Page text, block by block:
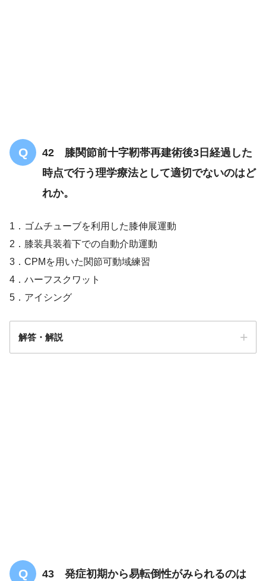
42 膝関節前十字靭帯再建術後3日経過した
時点で行う理学療法として適切でないのはど
れか。
1．ゴムチューブを利用した膝伸展運動
2．膝装具装着下での自動介助運動
3．CPMを用いた関節可動域練習
4．ハーフスクワット
5．アイシング
解答・解説
43 発症初期から易転倒性がみられるのは